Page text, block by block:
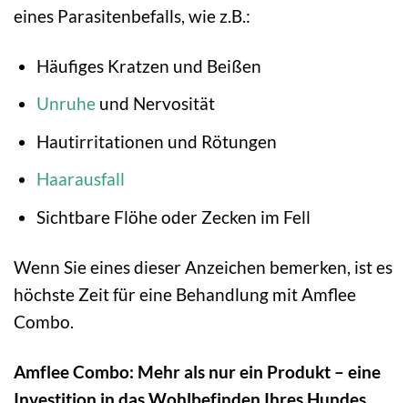
eines Parasitenbefalls, wie z.B.:
Häufiges Kratzen und Beißen
Unruheund Nervosität
Hautirritationen und Rötungen
Haarausfall
Sichtbare Flöhe oder Zecken im Fell
Wenn Sie eines dieser Anzeichen bemerken, ist es
höchste Zeit für eine Behandlung mit Amflee
Combo.
Amflee Combo: Mehr als nur ein Produkt – eine
Investition in das Wohlbefinden Ihres Hundes